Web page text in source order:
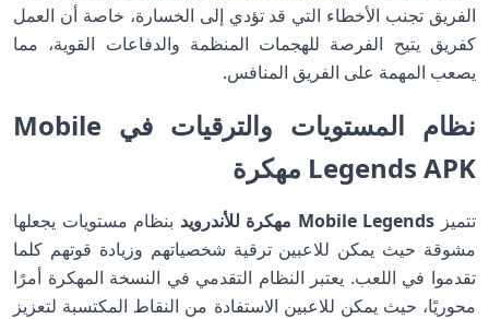
الفريق تجنب الأخطاء التي قد تؤدي إلى الخسارة، خاصة أن العمل
كفريق يتيح الفرصة للهجمات المنظمة والدفاعات القوية، مما
يصعب المهمة على الفريق المنافس.
نظام المستويات والترقيات في Mobile
Legends APK مهكرة
تتميز Mobile Legends مهكرة للأندرويد
بنظام مستويات يجعلها
مشوقة حيث يمكن للاعبين ترقية شخصياتهم وزيادة قوتهم كلما
تقدموا في اللعب. يعتبر النظام التقدمي في النسخة المهكرة أمرًا
محوريًا، حيث يمكن للاعبين الاستفادة من النقاط المكتسبة لتعزيز